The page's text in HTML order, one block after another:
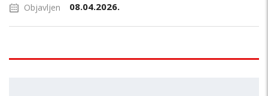
Objavljen 08.04.2026.